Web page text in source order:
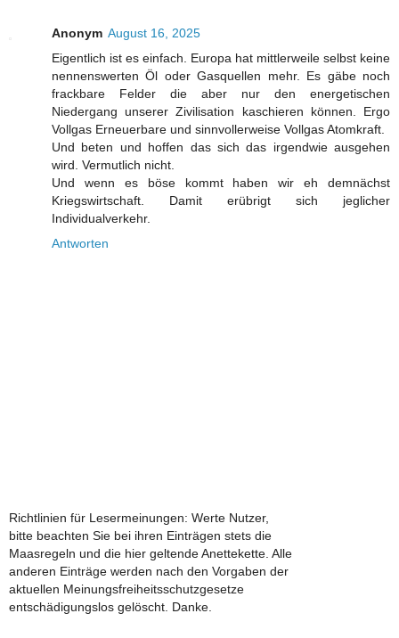
Anonym August 16, 2025
Eigentlich ist es einfach. Europa hat mittlerweile selbst keine
nennenswerten Öl oder Gasquellen mehr. Es gäbe noch
frackbare Felder die aber nur den energetischen
Niedergang unserer Zivilisation kaschieren können. Ergo
Vollgas Erneuerbare und sinnvollerweise Vollgas Atomkraft.
Und beten und hoffen das sich das irgendwie ausgehen
wird. Vermutlich nicht.
Und wenn es böse kommt haben wir eh demnächst
Kriegswirtschaft. Damit erübrigt sich jeglicher
Individualverkehr.
Antworten
Richtlinien für Lesermeinungen: Werte Nutzer,
bitte beachten Sie bei ihren Einträgen stets die
Maasregeln und die hier geltende Anettekette. Alle
anderen Einträge werden nach den Vorgaben der
aktuellen Meinungsfreiheitsschutzgesetze
entschädigungslos gelöscht. Danke.